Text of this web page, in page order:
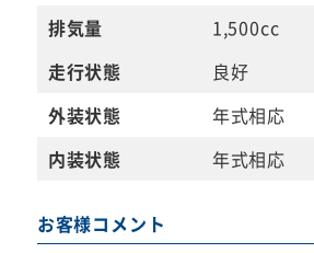
排気量
1,500cc
走行状態
良好
外装状態
年式相応
内装状態
年式相応
お客様コメント